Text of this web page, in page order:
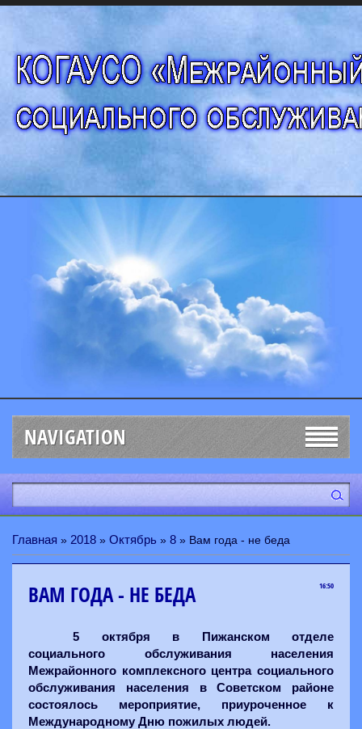
NAVIGATION
Главная » 2018 » Октябрь » 8 » Вам года - не беда
16:50
ВАМ ГОДА - НЕ БЕДА
5 октября в Пижанском отделе
социального обслуживания населения
Межрайонного комплексного центра социального
обслуживания населения в Советском районе
состоялось мероприятие, приуроченное к
Международному Дню пожилых людей.